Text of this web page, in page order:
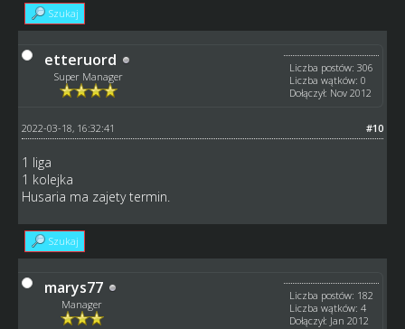
Szukaj
etteruord
Super Manager
Liczba postów: 306
Liczba wątków: 0
Dołączył: Nov 2012
#10
2022-03-18, 16:32:41
1 liga
1 kolejka
Husaria ma zajety termin.
Szukaj
marys77
Manager
Liczba postów: 182
Liczba wątków: 4
Dołączył: Jan 2012